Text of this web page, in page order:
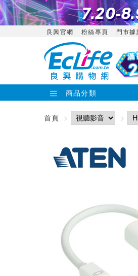
良興官網 粉絲專頁 門市據
商品分類
首頁